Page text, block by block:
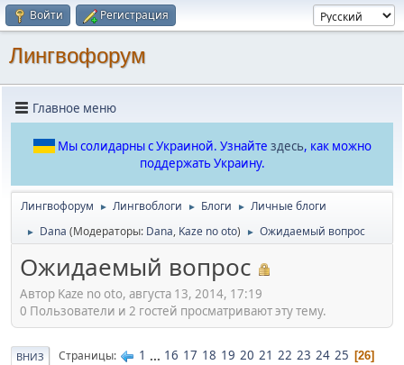
Войти Регистрация
Лингвофорум
Главное меню
Мы солидарны с Украиной. Узнайте здесь, как можно
поддержать Украину.
Лингвофорум ► Лингвоблоги ► Блоги ► Личные блоги
► Dana (Модераторы: Dana, Kaze no oto) ► Ожидаемый вопрос
Ожидаемый вопрос
Автор Kaze no oto, августа 13, 2014, 17:19
0 Пользователи и 2 гостей просматривают эту тему.
ВНИЗ Страницы 1 ... 16 17 18 19 20 21 22 23 24 25 26